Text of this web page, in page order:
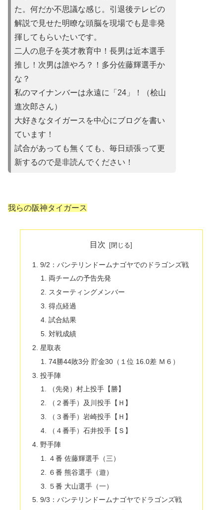
た。何だか不思議な感じ。引退後テレビの
解説で見せた明瞭な頭脳を現場でも是非発
揮してもらいたいです。
二人の息子を英才教育中！長男は近本選手
推し！次男は誰やろ？！多分佐藤輝選手か
な？
私のマイナンバーは永遠に「24」！（桧山
進次郎さん）
大好きなタイガースを中心にブログを書い
ています！
試合があって も無くても、毎日頑張って更
新するので是非読んでください！
我らの阪神タイガース
目次
9/2：バンテリンドームナゴヤでのドラゴンズ戦
両チームの予告先発
スターティングメンバー
得点経過
試合結果
対戦成績
星取表
74勝44敗3分 貯金30（１位 16.0差 Ｍ６）
投手陣
（先発）村上投手【勝】
（２番手）及川投手【Ｈ】
（３番手）岩崎投手【Ｈ】
（４番手）石井投手【Ｓ】
野手陣
４番 佐藤輝選手（三）
６番 熊谷選手（遊）
５番 大山選手（一）
9/3：バンテリンドームナゴヤでドラゴンズ戦